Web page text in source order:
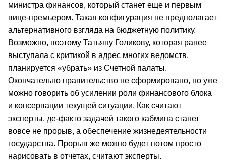
министра финансов, который станет еще и первым
вице-премьером. Такая конфигурация не предполагает
альтернативного взгляда на бюджетную политику.
Возможно, поэтому Татьяну Голикову, которая ранее
выступала с критикой в адрес многих ведомств,
планируется «убрать» из Счетной палаты.
Окончательно правительство не сформировано, но уже
можно говорить об усилении роли финансового блока
и консервации текущей ситуации. Как считают
эксперты, де-факто задачей такого кабмина станет
вовсе не прорыв, а обеспечение жизнедеятельности
государства. Прорыв же можно будет потом просто
нарисовать в отчетах, считают эксперты.